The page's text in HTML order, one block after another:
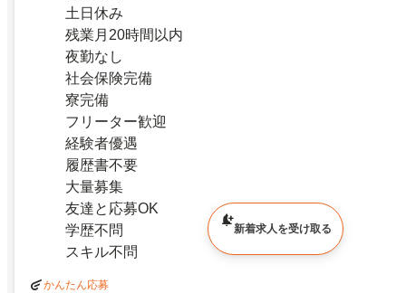
土日休み
残業月20時間以内
夜勤なし
社会保険完備
寮完備
フリーター歓迎
経験者優遇
履歴書不要
大量募集
友達と応募OK
学歴不問
スキル不問
かんたん応募
新着求人を受け取る